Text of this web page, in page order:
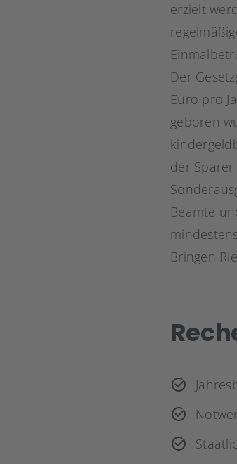
erzielt
Der
Euro pro
geboren
der
Beamte
Bringen